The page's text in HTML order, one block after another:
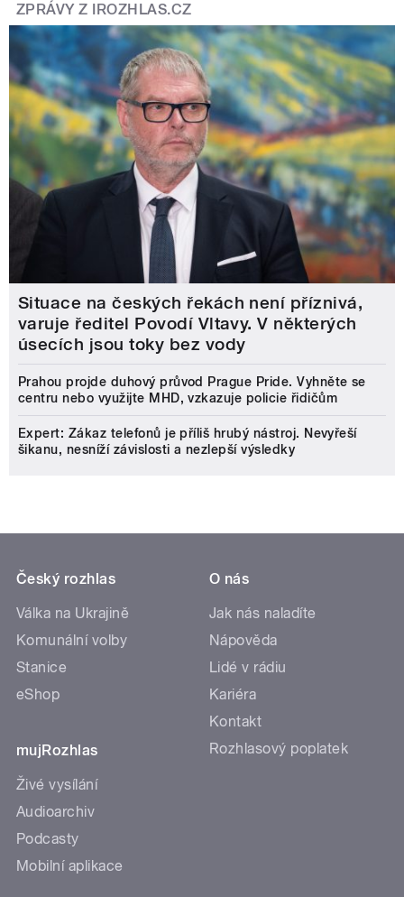
ZPRÁVY Z IROZHLAS.CZ
Situace na českých řekách není příznivá,
varuje ředitel Povodí Vltavy. V některých
úsecích jsou toky bez vody
Prahou projde duhový průvod Prague Pride. Vyhněte se
centru nebo využijte MHD, vzkazuje policie řidičům
Expert: Zákaz telefonů je příliš hrubý nástroj. Nevyřeší
šikanu, nesníží závislosti a nezlepší výsledky
Český rozhlas
Válka na Ukrajině
Komunální volby
Stanice
eShop
mujRozhlas
Živé vysílání
Audioarchiv
Podcasty
Mobilní aplikace
O nás
Jak nás naladíte
Nápověda
Lidé v rádiu
Kariéra
Kontakt
Rozhlasový poplatek